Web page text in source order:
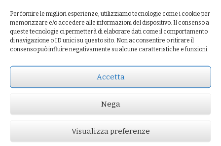
Per fornire le migliori esperienze, utilizziamo tecnologie come i cookie per
memorizzare e/o accedere alle informazioni del dispositivo. Il consenso a
queste tecnologie ci permetterà di elaborare dati come il comportamento
di navigazione o ID unici su questo sito. Non acconsentire o ritirare il
consenso può influire negativamente su alcune caratteristiche e funzioni.
Accetta
Nega
Visualizza preferenze
Prezzo:€5,00
Cavolfiore arrostito con la sua crema Verdure spadellate
coriandolo,
cumino, curcuma
Misto di verdure